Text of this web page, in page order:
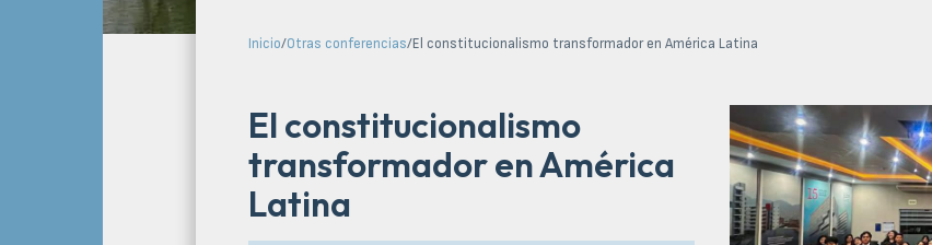
Inicio/Otras conferencias/El constitucionalismo transformador en América Latina
El constitucionalismo
transformador en América
Latina